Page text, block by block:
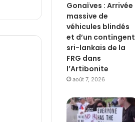
Gonaïves : Arrivée
massive de
véhicules blindés
et d’un contingent
sri-lankais de la
FRG dans
l’Artibonite
août 7, 2026